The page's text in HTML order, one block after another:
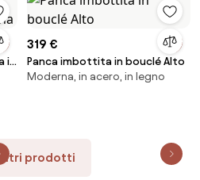
in
319 €
Panca imbottita in bouclé Alto
Moderna, in acero, in legno
prodotti